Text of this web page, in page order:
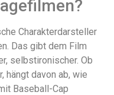
Charakterdarsteller
Das gibt dem Film
selbstironischer. Ob
hängt davon ab, wie
Baseball-Cap